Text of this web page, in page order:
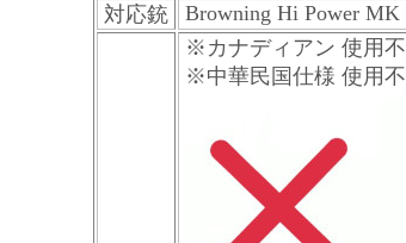
対応銃
Browning Hi Power
※カナディアン 使用
※中華民国仕様 使用